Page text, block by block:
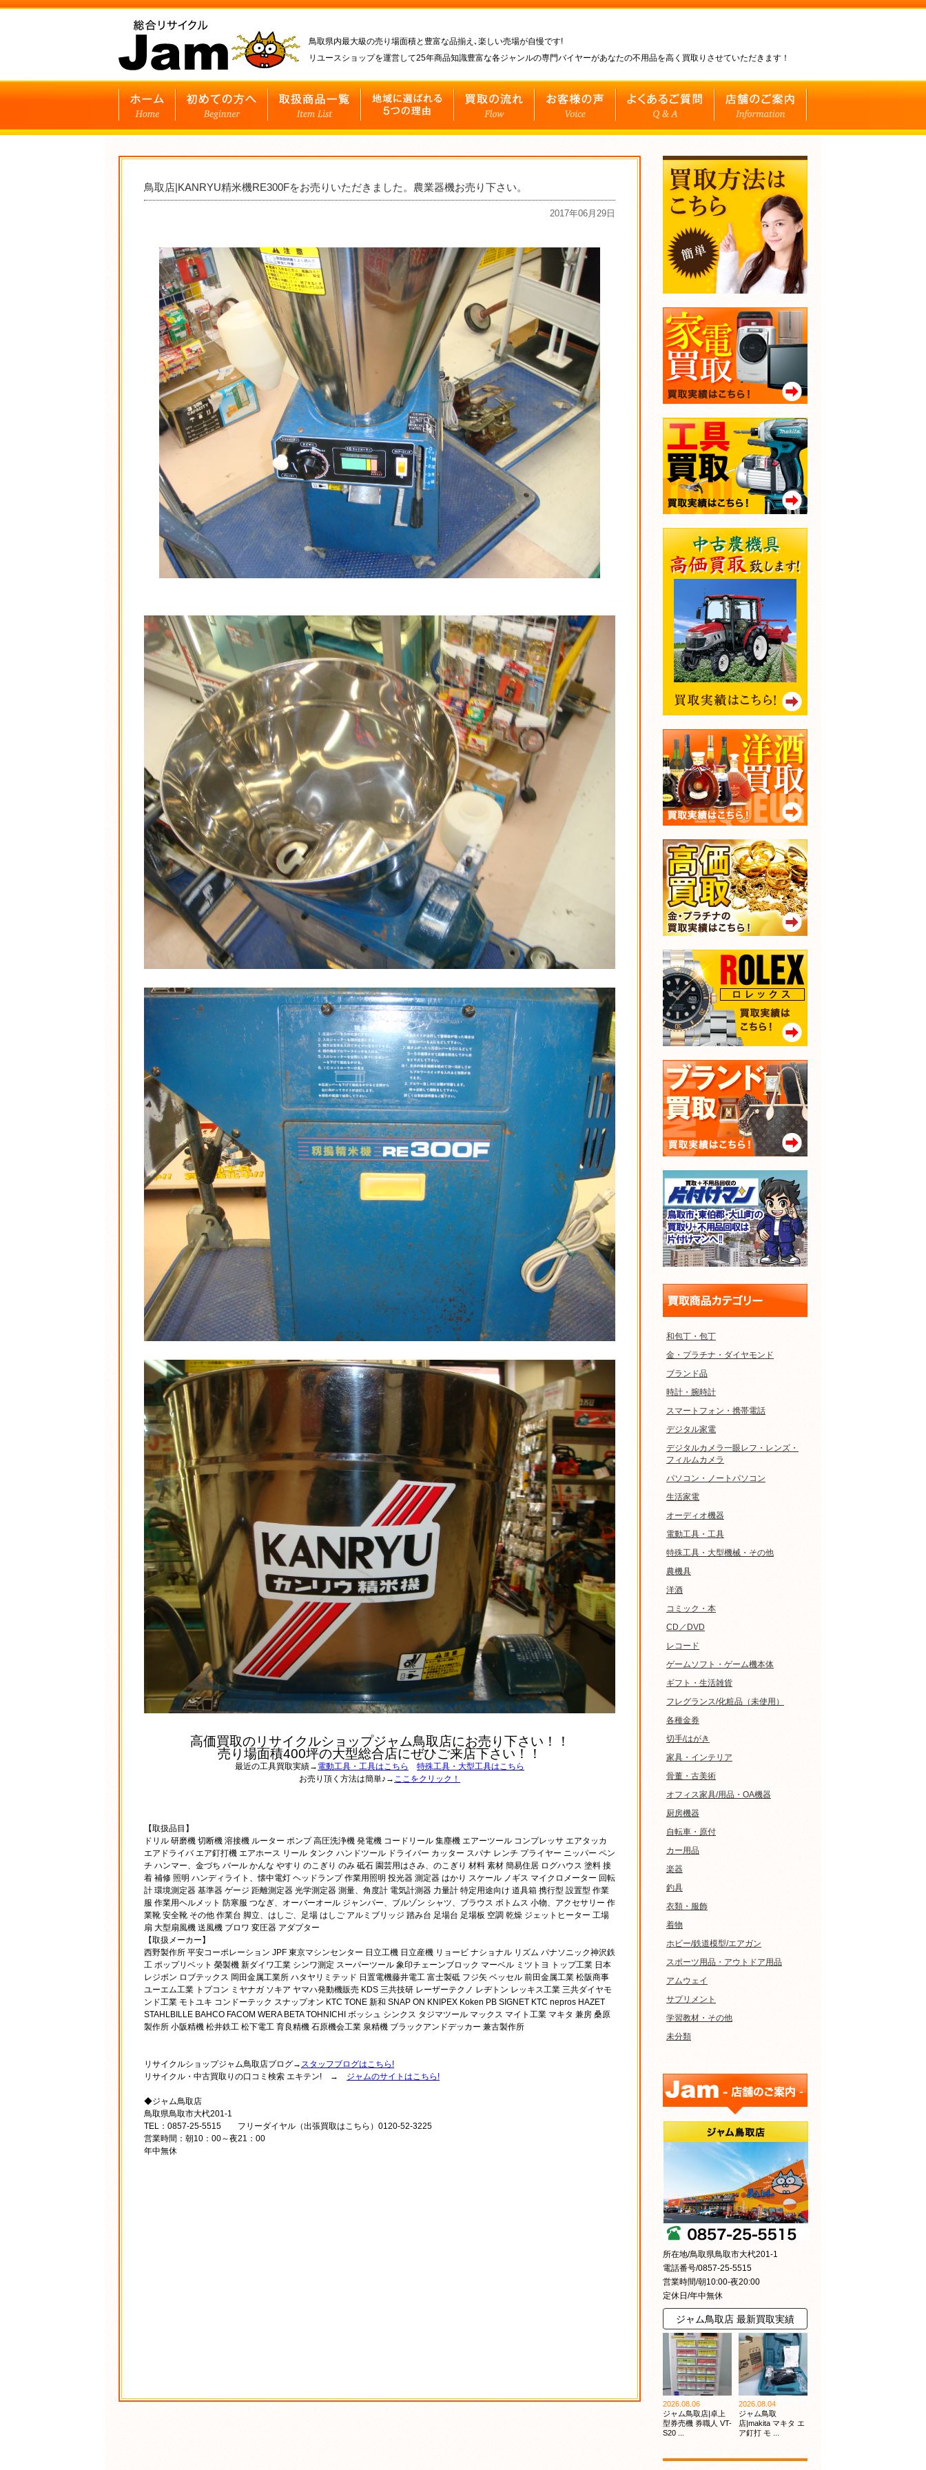
鳥取県内最大級の売り場面積と豊富な品揃え､楽しい売場が自慢です!
リユースショップを運営して25年商品知識豊富な各ジャンルの専門バイヤーがあなたの不用品を高く買取りさせていただきます！
鳥取店|KANRYU精米機RE300Fをお売りいただきました。農業器機お売り下さい。
2017年06月29日
高価買取のリサイクルショップジャム鳥取店にお売り下さい！！
売り場面積400坪の大型総合店にぜひご来店下さい！！
最近の工具買取実績→ 電動工具・工具はこちら
特殊工具・大型工具はこちら
お売り頂く方法は簡単♪→ ここをクリック！
【取扱品目】
ドリル 研磨機 切断機 溶接機 ルーター ポンプ 高圧洗浄機 発電機 コードリール 集塵機 エアーツール コンプレッサ エアタッカ
エアドライバ エア釘打機 エアホース リール タンク ハンドツール ドライバー カッター スパナ レンチ プライヤー ニッパー ペン
チ ハンマー、金づち バール かんな やすり のこぎり のみ 砥石 園芸用はさみ、のこぎり 材料 素材 簡易住居 ログハウス 塗料 接
着 補修 照明 ハンディライト、懐中電灯 ヘッドランプ 作業用照明 投光器 測定器 はかり スケール ノギス マイクロメーター 回転
計 環境測定器 基準器 ゲージ 距離測定器 光学測定器 測量、角度計 電気計測器 力量計 特定用途向け 道具箱 携行型 設置型 作業
服 作業用ヘルメット 防寒服 つなぎ、オーバーオール ジャンパー、ブルゾン シャツ、ブラウス ボトムス 小物、アクセサリー 作
業靴 安全靴 その他 作業台 脚立、はしご、足場 はしご アルミブリッジ 踏み台 足場台 足場板 空調 乾燥 ジェットヒーター 工場
扇 大型扇風機 送風機 ブロワ 変圧器 アダプター
【取扱メーカー】
西野製作所 平安コーポレーション JPF 東京マシンセンター 日立工機 日立産機 リョービ ナショナル リズム パナソニック神沢鉄
工 ポップリベット 榮製機 新ダイワ工業 シンワ測定 スーパーツール 象印チェーンブロック マーベル ミツトヨ トップ工業 日本
レジボン ロブテックス 岡田金属工業所 ハタヤリミテッド 日置電機藤井電工 富士製砥 フジ矢 ベッセル 前田金属工業 松阪商事
ユーエム工業 トプコン ミヤナガ ソキア ヤマハ発動機販売 KDS 三共技研 レーザーテクノ レヂトン レッキス工業 三共ダイヤモ
ンド工業 モトユキ コンドーテック スナップオン KTC TONE 新和 SNAP ON KNIPEX Koken PB SIGNET KTC nepros HAZET
STAHLBILLE BAHCO FACOM WERA BETA TOHNICHI ボッシュ シンクス タジマツール マックス マイト工業 マキタ 兼房 桑原
製作所 小阪精機 松井鉄工 松下電工 育良精機 石原機会工業 泉精機 ブラックアンドデッカー 兼古製作所
リサイクルショップジャム鳥取店ブログ→ スタッフブログはこちら!
リサイクル・中古買取りの口コミ検索 エキテン! → ジャムのサイトはこちら!
◆ジャム鳥取店
鳥取県鳥取市大杙201-1
TEL：0857-25-5515 フリーダイヤル（出張買取はこちら）0120-52-3225
営業時間：朝10：00～夜21：00
年中無休
和包丁・包丁
金・プラチナ・ダイヤモンド
ブランド品
時計・腕時計
スマートフォン・携帯電話
デジタル家電
デジタルカメラ一眼レフ・レンズ・
フィルムカメラ
パソコン・ノートパソコン
生活家電
オーディオ機器
電動工具・工具
特殊工具・大型機械・その他
農機具
洋酒
コミック・本
CD／DVD
レコード
ゲームソフト・ゲーム機本体
ギフト・生活雑貨
フレグランス/化粧品（未使用）
各種金券
切手/はがき
家具・インテリア
骨董・古美術
オフィス家具/用品・OA機器
厨房機器
自転車・原付
カー用品
楽器
釣具
衣類・服飾
着物
ホビー/鉄道模型/エアガン
スポーツ用品・アウトドア用品
アムウェイ
サプリメント
学習教材・その他
未分類
所在地/鳥取県鳥取市大杙201-1
電話番号/0857-25-5515
営業時間/朝10:00-夜20:00
定休日/年中無休
ジャム鳥取店 最新買取実績
2026.08.06
ジャム鳥取店|卓上
型券売機 券職人 VT-
S20 ...
2026.08.04
ジャム鳥取
店|makita マキタ エ
ア釘打 モ ...